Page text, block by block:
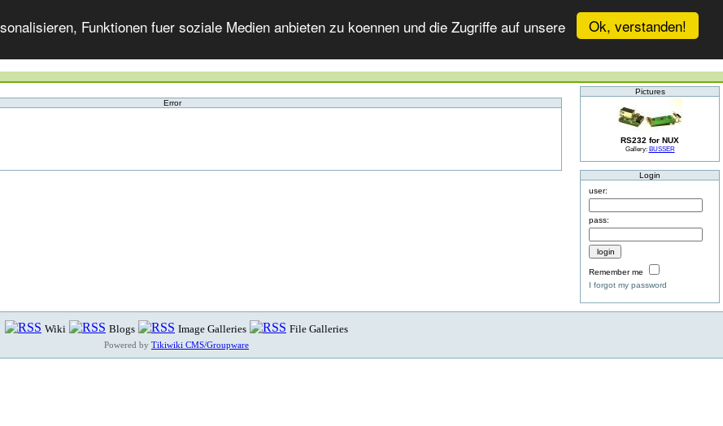
Ok, verstanden!
Funktionen fuer soziale Medien anbieten zu koennen und die Zugriffe auf unsere
Error
Pictures
RS232 for NUX
Gallery: BUSSER
Login
user:
pass:
Remember me
I forgot my password
Wiki Blogs Image Galleries File Galleries
Powered by Tikiwiki CMS/Groupware